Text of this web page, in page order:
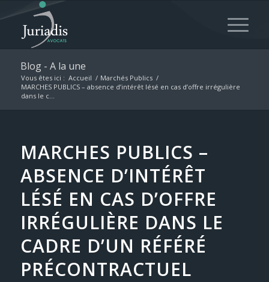
Blog - A la une
Vous êtes ici : Accueil / Marchés Publics /
MARCHES PUBLICS – absence d’intérêt lésé en cas d’offre irrégulière
dans le c...
MARCHES PUBLICS –
ABSENCE D’INTÉRÊT
LÉSÉ EN CAS D’OFFRE
IRRÉGULIÈRE DANS LE
CADRE D’UN RÉFÉRÉ
PRÉCONTRACTUEL